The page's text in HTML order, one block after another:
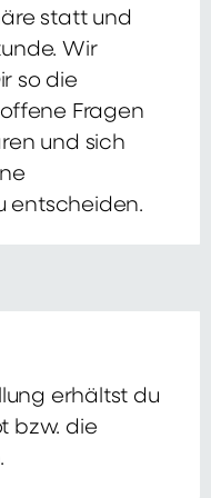
statt und
Wir
so die
Fragen
und sich
entscheiden.
erhältst du
bzw. die